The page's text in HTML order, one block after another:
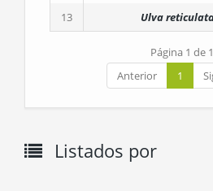
13
Ulva
Página 1 de 1
Anterior
1
Listados por